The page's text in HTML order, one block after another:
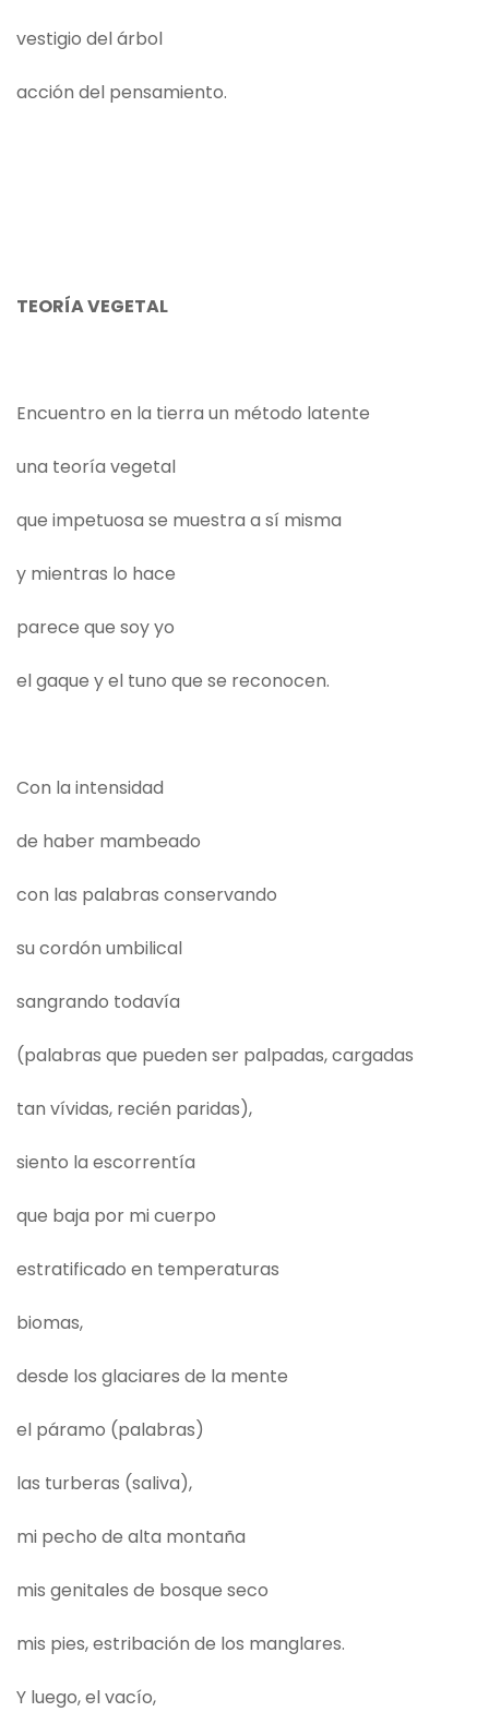
vestigio del árbol
acción del pensamiento.
TEORÍA VEGETAL
Encuentro en la tierra un método latente
una teoría vegetal
que impetuosa se muestra a sí misma
y mientras lo hace
parece que soy yo
el gaque y el tuno que se reconocen.
Con la intensidad
de haber mambeado
con las palabras conservando
su cordón umbilical
sangrando todavía
(palabras que pueden ser palpadas, cargadas
tan vívidas, recién paridas),
siento la escorrentía
que baja por mi cuerpo
estratificado en temperaturas
biomas,
desde los glaciares de la mente
el páramo (palabras)
las turberas (saliva),
mi pecho de alta montaña
mis genitales de bosque seco
mis pies, estribación de los manglares.
Y luego, el vacío,